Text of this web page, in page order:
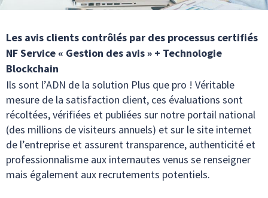
Les avis clients contrôlés par des processus certifiés
NF Service « Gestion des avis » + Technologie
Blockchain
Ils sont l’ADN de la solution Plus que pro ! Véritable
mesure de la satisfaction client, ces évaluations sont
récoltées, vérifiées et publiées sur notre portail national
(des millions de visiteurs annuels) et sur le site internet
de l’entreprise et assurent transparence, authenticité et
professionnalisme aux internautes venus se renseigner
mais également aux recrutements potentiels.